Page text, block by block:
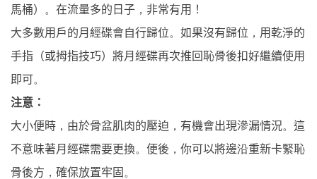
馬桶）
。 在流量多的日子 ， 非常有用！
大多數用戶的月經碟會自行歸位。 如果沒有歸位 ， 用乾淨的
手指（或拇指技巧）將月經碟再次推回恥骨後扣好繼續使用
即可。
注意：
大小便時 ， 由於骨盆肌肉的壓迫 ， 有機會出現滲漏情況。 這
不意味著月經碟需要更換。 便後 ， 你可以將邊沿重新卡緊恥
骨後方 ， 確保放置牢固 。